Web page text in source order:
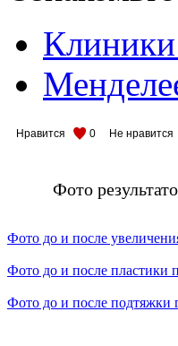
Клиники
Нравится 0 Не нравится
Фото
Фото до и после
Фото до и после пластики
Фото до и после подтяжки